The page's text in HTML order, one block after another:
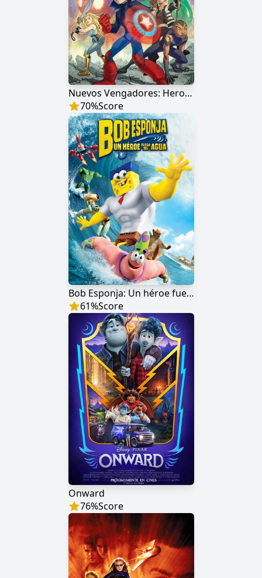
Nuevos Vengadores: Heroes del mañana
70%Score
Bob Esponja: Un héroe fuera del agua
61%Score
Onward
76%Score